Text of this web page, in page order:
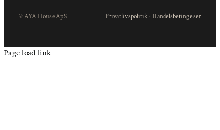
© AYA House ApS Privatlivspolitik ·Handelsbetingelser
Page load link